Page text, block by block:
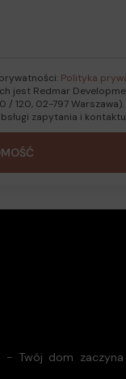
Polityka
jest Redmar
/ 120, 02-797
zapytania i
- Twój dom zaczyna